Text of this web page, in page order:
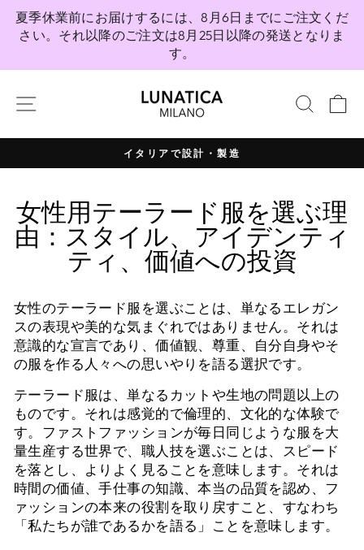
接
夏季休業前にお届けするには、8月6日までにご注文くだ
さい。それ以降のご注文は8月25日以降の発送となりま
す。
サイトナビゲーション 検索
プ
ゼ
テ
ー
ョ
ン
を
一
停
止
す
る
イタリアで設計・製造
女性用テーラード服を選ぶ理
由：スタイル、アイデンティ
ティ、価値への投資
女性のテーラード服を選ぶことは、単なるエレガン
スの表現や美的な気まぐれではありません。それは
意識的な宣言であり、価値観、尊重、自分自身やそ
の服を作る人々への思いやりを語る選択です。
テーラード服は、単なるカットや生地の問題以上の
ものです。それは感覚的で倫理的、文化的な体験で
す。ファストファッションが毎日同じような服を大
量生産する世界で、職人技を選ぶことは、スピード
を落とし、よりよく見ることを意味します。それは
時間の価値、手仕事の知識、本当の品質を認め、フ
ァッションの本来の役割を取り戻すこと、すなわち
「私たちが誰であるかを語る」ことを意味します。